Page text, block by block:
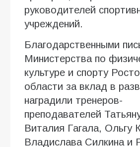
руководителей
учреждений.
Благодарственными
Министерства по
культуре и спорту
области за вклад в
наградили тренеров-
преподавателей
Виталия Гагала, Ольгу
Владислава Силкина и